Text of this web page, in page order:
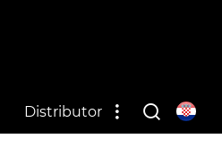
Distributor